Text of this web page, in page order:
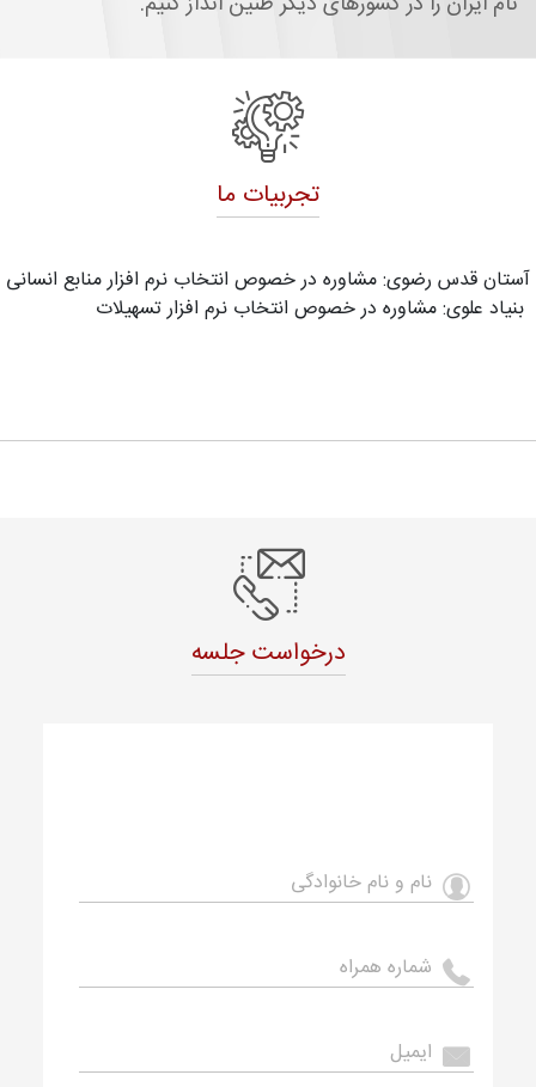
تجربیات ما
آستان قدس رضوی: مشاوره در خصوص انتخاب نرم افزار منابع انسانی
بنیاد علوی: مشاوره در خصوص انتخاب نرم افزار تسهیلات
درخواست جلسه